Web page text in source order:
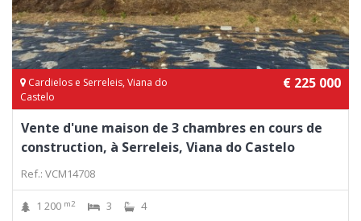
Cardielos e Serreleis, Viana do
Castelo
€ 225 000
Vente d'une maison de 3 chambres en cours de
construction, à Serreleis, Viana do Castelo
Ref.: VCM14708
1 200 m2 3 4